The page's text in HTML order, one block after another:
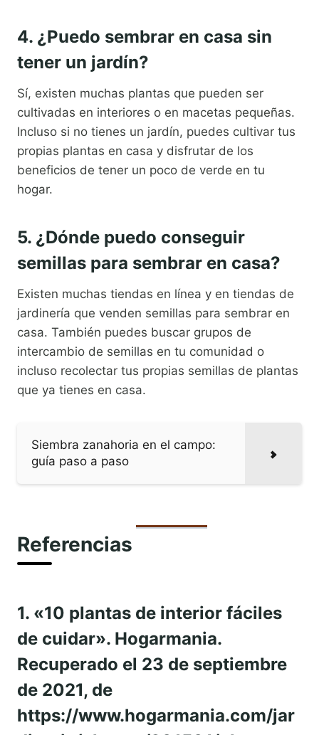
4. ¿Puedo sembrar en casa sin
tener un jardín?
Sí, existen muchas plantas que pueden ser
cultivadas en interiores o en macetas pequeñas.
Incluso si no tienes un jardín, puedes cultivar tus
propias plantas en casa y disfrutar de los
beneficios de tener un poco de verde en tu
hogar.
5. ¿Dónde puedo conseguir
semillas para sembrar en casa?
Existen muchas tiendas en línea y en tiendas de
jardinería que venden semillas para sembrar en
casa. También puedes buscar grupos de
intercambio de semillas en tu comunidad o
incluso recolectar tus propias semillas de plantas
que ya tienes en casa.
Siembra zanahoria en el campo:
guía paso a paso
Referencias
1. «10 plantas de interior fáciles
de cuidar». Hogarmania.
Recuperado el 23 de septiembre
de 2021, de
https://www.hogarmania.com/jar